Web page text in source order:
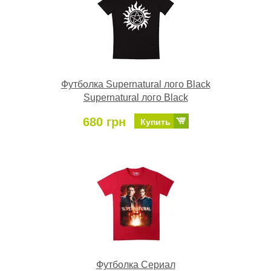
Футболка Supernatural лого Black
Supernatural лого Black
680 грн Купить
Футболка Сериал